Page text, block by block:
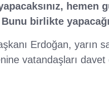
hemen
Bunu birlikte
Erdoğan, yarın
vatandaşları davet